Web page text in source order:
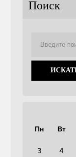
Поиск
Пн Вт
3
4